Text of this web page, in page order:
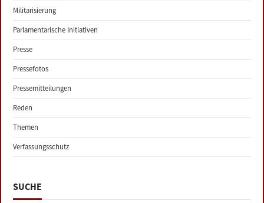
Militarisierung
Parlamentarische Initiativen
Presse
Pressefotos
Pressemitteilungen
Reden
Themen
Verfassungsschutz
SUCHE